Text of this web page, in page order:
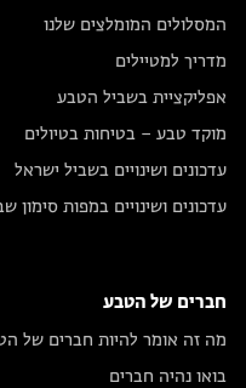
המסלולים המומלצים שלנו
מדריך למטיילים
אפליקציית בשביל הטבע
מוקד טבע – בטיחות בטיולים
עדכונים ושינויים בשביל ישראל
עדכונים ושינויים במפות סימון
חברים של הטבע
מה זה אומר להיות חברים של
בואו נהיה חברים